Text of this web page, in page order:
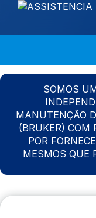
SOMOS
MANUTENÇÃO
(BRUKER) COM
POR
MESMOS QUE